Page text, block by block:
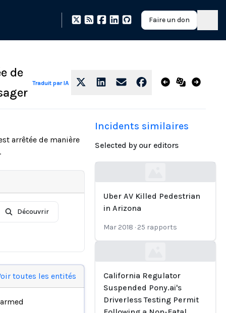
Faire un don
de
Traduit par IA
arrêtée de manière
Découvrir
toutes les entités
Incidents similaires
Selected by our editors
Uber AV Killed Pedestrian
in Arizona
Mar 2018 · 25 rapports
California Regulator
Suspended Pony.ai's
Driverless Testing Permit